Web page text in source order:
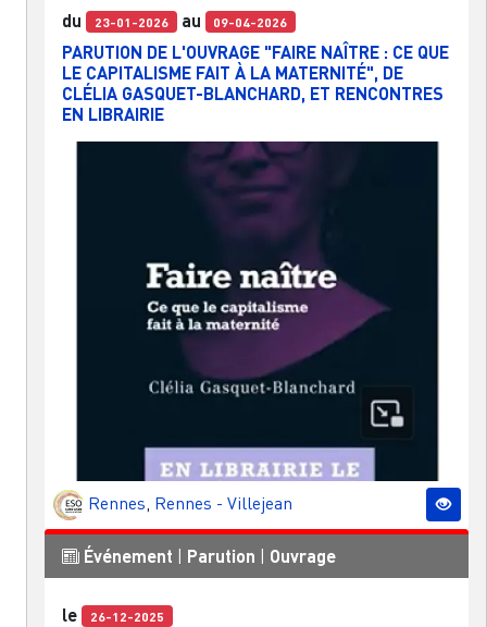
du 23-01-2026 au 09-04-2026
PARUTION DE L'OUVRAGE "FAIRE NAÎTRE : CE QUE
LE CAPITALISME FAIT À LA MATERNITÉ", DE
CLÉLIA GASQUET-BLANCHARD, ET RENCONTRES
EN LIBRAIRIE
Rennes, Rennes - Villejean
Événement Parution Ouvrage
le 26-12-2025